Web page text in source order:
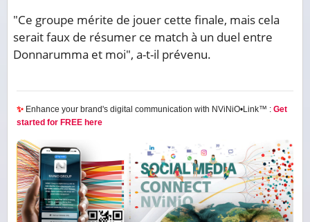
"Ce groupe mérite de jouer cette finale, mais cela
serait faux de résumer ce match à un duel entre
Donnarumma et moi", a-t-il prévenu.
✨ Enhance your brand's digital communication with NViNiO•Link™ : Get
started for FREE here